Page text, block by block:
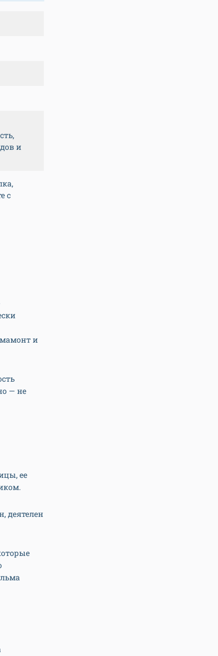
и
с
и
— не
ее
деятелен